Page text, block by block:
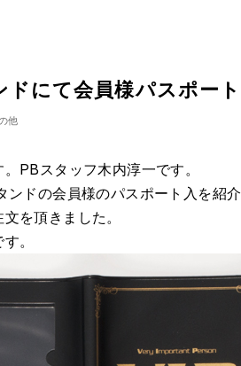
にて会員様パスポート
他
PBスタッフ木内淳一です。
ンドの会員様のパスポート入を紹介
を頂きました。
。